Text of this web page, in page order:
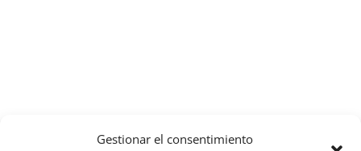
Gestionar el consentimiento
Luis Souto